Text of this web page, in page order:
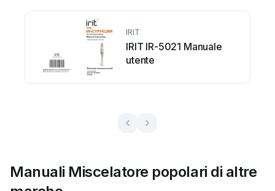
IRIT
IRIT IR-5021 Manuale
utente
Manuali Miscelatore popolari di altre